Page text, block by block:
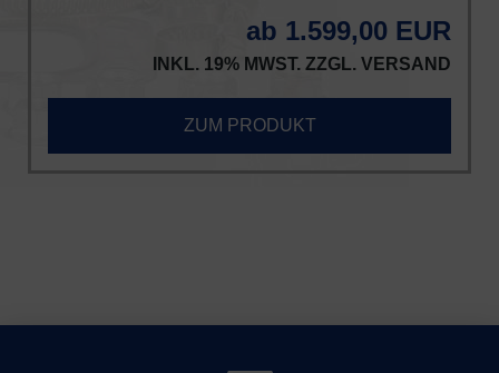
ab 1.599,00 EUR
INKL. 19% MWST. ZZGL. VERSAND
ZUM PRODUKT